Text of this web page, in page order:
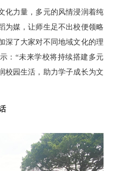
力量，多元的风情浸润着纯
为媒，让师生足不出校便领略
深了大家对不同地域文化的理
：“未来学校将持续搭建多元
校园生活，助力学子成长为文